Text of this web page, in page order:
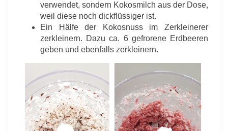
verwendet, sondern Kokosmilch aus der Dose,
weil diese noch dickflüssiger ist.
Ein Hälfe der Kokosnuss im Zerkleinerer
zerkleinern. Dazu ca. 6 gefrorene Erdbeeren
geben und ebenfalls zerkleinern.